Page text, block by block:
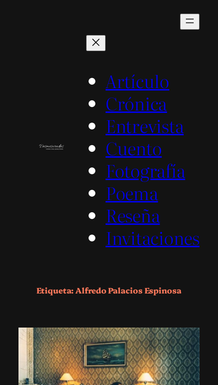
Artículo
Crónica
Entrevista
Cuento
Fotografía
Poema
Reseña
Invitaciones
Etiqueta:Alfredo Palacios Espinosa